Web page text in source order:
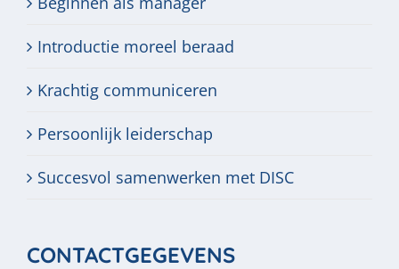
Introductie moreel beraad
Krachtig communiceren
Persoonlijk leiderschap
Succesvol samenwerken met DISC
CONTACTGEGEVENS